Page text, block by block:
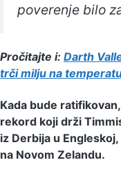
poverenje bilo
Pročitajte i: Darth
trči milju na
Kada bude
rekord koji drži
iz Derbija u
na Novom Zelandu.